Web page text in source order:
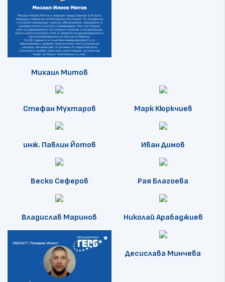
Михаил Митов
Стефан Мухтаров Марк Кюркчиев
инж. Павлин Йотов Иван Димов
Веско Сеферов Рая Благоева
Владислав Маринов Николай Арабаджиев
Десислава Минчева